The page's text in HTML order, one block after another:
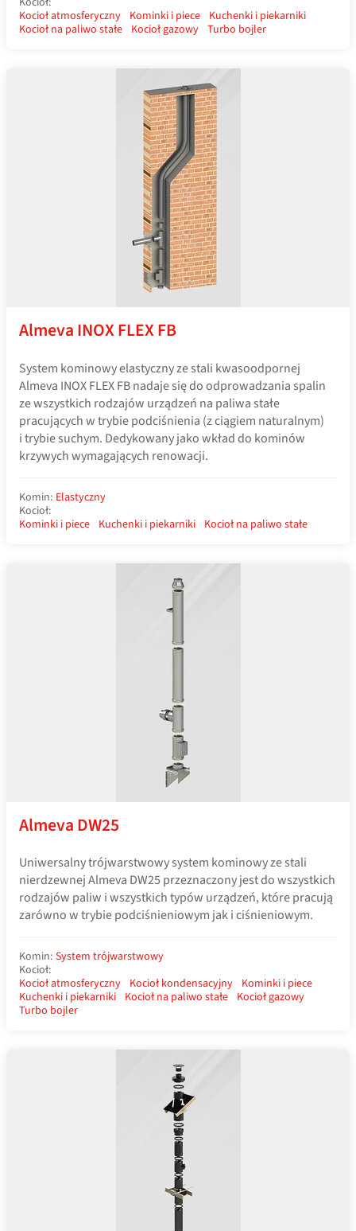
Kocioł atmosferyczny Kominki i piece Kuchenki i piekarniki
Kocioł na paliwo stałe Kocioł gazowy Turbo bojler
Almeva INOX FLEX FB
System kominowy elastyczny ze stali kwasoodpornej
Almeva INOX FLEX FB nadaje się do odprowadzania spalin
ze wszystkich rodzajów urządzeń na paliwa stałe
pracujących w trybie podciśnienia (z ciągiem naturalnym)
i trybie suchym. Dedykowany jako wkład do kominów
krzywych wymagających renowacji.
Komin: Elastyczny
Kocioł:
Kominki i piece Kuchenki i piekarniki Kocioł na paliwo stałe
Almeva DW25
Uniwersalny trójwarstwowy system kominowy ze stali
nierdzewnej Almeva DW25 przeznaczony jest do wszystkich
rodzajów paliw i wszystkich typów urządzeń, które pracują
zarówno w trybie podciśnieniowym jak i ciśnieniowym.
Komin: System trójwarstwowy
Kocioł:
Kocioł atmosferyczny Kocioł kondensacyjny Kominki i piece
Kuchenki i piekarniki Kocioł na paliwo stałe Kocioł gazowy
Turbo bojler